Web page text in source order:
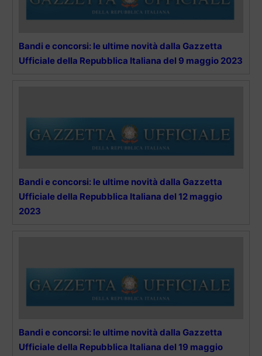
Bandi e concorsi: le ultime novità dalla Gazzetta
Ufficiale della Repubblica Italiana del 9 maggio 2023
Bandi e concorsi: le ultime novità dalla Gazzetta
Ufficiale della Repubblica Italiana del 12 maggio
2023
Bandi e concorsi: le ultime novità dalla Gazzetta
Ufficiale della Repubblica Italiana del 19 maggio